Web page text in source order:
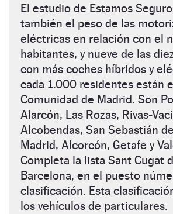
El estudio de Estamos
también el peso de las
eléctricas en relación con el
habitantes, y nueve de las
con más coches híbridos y
cada 1.000 residentes están
Comunidad de Madrid. Son
Alarcón, Las Rozas, Rivas-
Alcobendas, San Sebastián
Madrid, Alcorcón, Getafe y
Completa la lista Sant Cugat
Barcelona, en el puesto
clasificación. Esta
los vehículos de particulares.